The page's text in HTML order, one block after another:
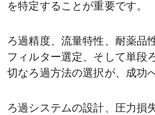
を特定することが重要です。
ろ過精度、流量特性、耐薬品
フィルター選定、そして単段
切なろ過方法の選択が、成功
ろ過システムの設計、圧力損